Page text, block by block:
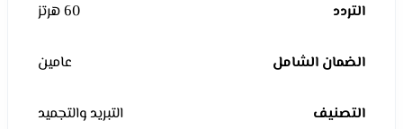
التردد 60 هرتز
الضمان الشامل عامين
التصنيف التبريد والتجميد